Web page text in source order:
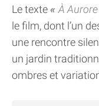
Le texte À Aurore
le film, dont l’un
une rencontre
un jardin
ombres et